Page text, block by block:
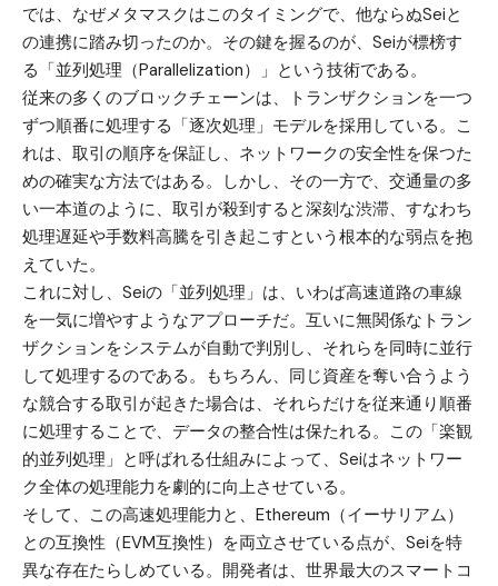
では、なぜメタマスクはこのタイミングで、他ならぬSeiと
の連携に踏み切ったのか。その鍵を握るのが、Seiが標榜す
る「並列処理（Parallelization）」という技術である。
従来の多くのブロックチェーンは、トランザクションを一つ
ずつ順番に処理する「逐次処理」モデルを採用している。こ
れは、取引の順序を保証し、ネットワークの安全性を保つた
めの確実な方法ではある。しかし、その一方で、交通量の多
い一本道のように、取引が殺到すると深刻な渋滞、すなわち
処理遅延や手数料高騰を引き起こすという根本的な弱点を抱
えていた。
これに対し、Seiの「並列処理」は、いわば高速道路の車線
を一気に増やすようなアプローチだ。互いに無関係なトラン
ザクションをシステムが自動で判別し、それらを同時に並行
して処理するのである。もちろん、同じ資産を奪い合うよう
な競合する取引が起きた場合は、それらだけを従来通り順番
に処理することで、データの整合性は保たれる。この「楽観
的並列処理」と呼ばれる仕組みによって、Seiはネットワー
ク全体の処理能力を劇的に向上させている。
そして、この高速処理能力と、 Ethereum（イーサリアム）
との互換性（EVM互換性）を両立させている点が、Seiを特
異な存在たらしめている。開発者は、世界最大のスマートコ